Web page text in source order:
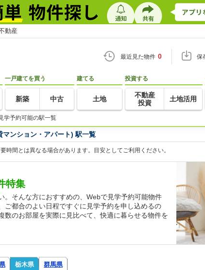
動産
最近見た物件 0 保
一戸建てを買う
新築 中古
建てる
土地
投資する
不動産
投資
土地活用
学予約可能の駅一覧
ンション・アパート) 駅一覧
間とは異なる場合があります。目安としてご利用ください。
特集
。そんな方におすすめの、Webで見学予約可能物件
ご都合のよい日程ですぐに見学予約を申し込めるの
数のお部屋を実際に見比べて、快適に暮らせる物件を
栃木県 群馬県